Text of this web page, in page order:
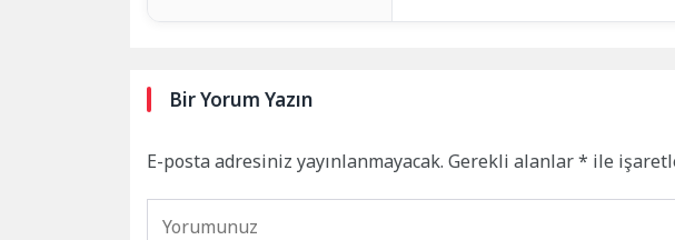
Bir Yorum Yazın
E-posta adresiniz yayınlanmayacak. Gerekli alanlar* ile